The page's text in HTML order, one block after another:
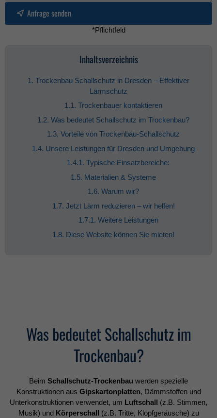
Anfrage senden
*Pflichtfeld
Inhaltsverzeichnis
1. Trockenbau Schallschutz in Dresden – Effektiver
Lärmschutz
1.1. Trockenbauer kontaktieren
1.2. Was bedeutet Schallschutz im Trockenbau?
1.3. Vorteile von Trockenbau-Schallschutz
1.4. Unsere Leistungen für Dresden und Umgebung
1.4.1. Typische Einsatzbereiche:
1.5. Materialien & Systeme
1.6. Warum wir?
1.7. Jetzt Lärm reduzieren – wir helfen!
1.7.1. Weitere Leistungen
1.8. Diese Website können Sie mieten!
Was bedeutet Schallschutz im
Trockenbau?
Beim Schallschutz-Trockenbau werden spezielle
Konstruktionen aus Gipskartonplatten, Dämmstoffen und
Unterkonstruktionen verwendet, um Luftschall (z.B. Stimmen,
Musik) und Körperschall (z.B. Tritte, Klopfgeräusche) zu